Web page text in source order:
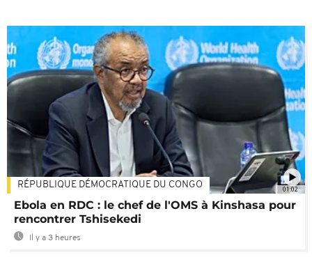
01:02
RÉPUBLIQUE DÉMOCRATIQUE DU CONGO
Ebola en RDC : le chef de l'OMS à Kinshasa pour
rencontrer Tshisekedi
Il y a 3 heures